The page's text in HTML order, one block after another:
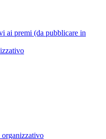
ai premi (da pubblicare in
organizzativo